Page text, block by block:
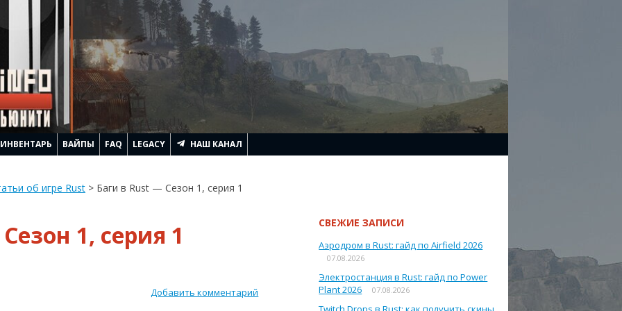
ГЕННАДЬИЧА
ДОМ
ИНВЕНТАРЬ ВАЙПЫ FAQ LEGACY НАШ КАНАЛ
об игре Rust > Баги в Rust — Сезон 1, серия 1
1, серия 1
Добавить комментарий
СВЕЖИЕ ЗАПИСИ
Аэродром в Rust: гайд по Airfield 2026
07.08.2026
Электростанция в Rust: гайд по Power
Plant 2026
07.08.2026